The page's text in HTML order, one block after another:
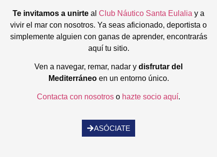
Te invitamos a unirte al Club Náutico Santa Eulalia y a
vivir el mar con nosotros. Ya seas aficionado, deportista o
simplemente alguien con ganas de aprender, encontrarás
aquí tu sitio.
Ven a navegar, remar, nadar y disfrutar del
Mediterráneoen un entorno único.
Contacta con nosotros o hazte socio aquí.
ASÓCIATE